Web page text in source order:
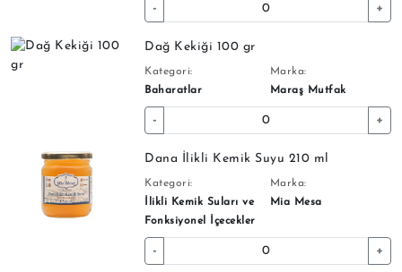
- +
Dağ Kekiği 100 gr
Kategori:
Baharatlar
Marka:
Maraş Mutfak
- +
Dana İlikli Kemik Suyu 210 ml
Kategori:
İlikli Kemik Suları ve
Fonksiyonel İçecekler
Marka:
Mia Mesa
- +